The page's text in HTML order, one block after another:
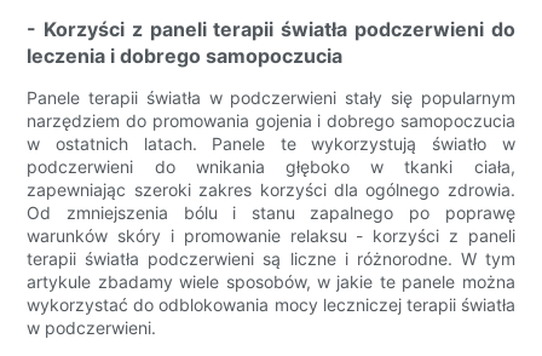
- Korzyści z paneli terapii światła podczerwieni do
leczenia i dobrego samopoczucia
Panele terapii światła w podczerwieni stały się popularnym
narzędziem do promowania gojenia i dobrego samopoczucia
w ostatnich latach. Panele te wykorzystują światło w
podczerwieni do wnikania głęboko w tkanki ciała,
zapewniając szeroki zakres korzyści dla ogólnego zdrowia.
Od zmniejszenia bólu i stanu zapalnego po poprawę
warunków skóry i promowanie relaksu - korzyści z paneli
terapii światła podczerwieni są liczne i różnorodne. W tym
artykule zbadamy wiele sposobów, w jakie te panele można
wykorzystać do odblokowania mocy leczniczej terapii światła
w podczerwieni.